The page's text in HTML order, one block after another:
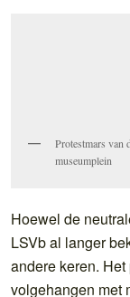
Protestmars van
museumplein
Hoewel de
LSVb al langer
andere keren.
volgehangen met